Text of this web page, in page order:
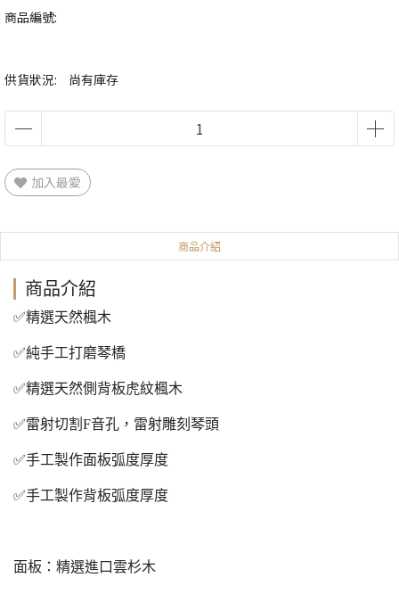
商品編號:
供貨狀況: 尚有庫存
加入最愛
商品介紹
商品介紹
✅精選天然楓木
✅純手工打磨琴橋
✅精選天然側背板虎紋楓木
✅雷射切割F音孔，雷射雕刻琴頭
✅手工製作面板弧度厚度
✅手工製作背板弧度厚度
面板：精選進口雲杉木